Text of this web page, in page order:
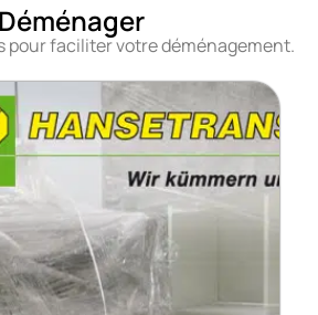
Déménager
pour faciliter votre déménagement.